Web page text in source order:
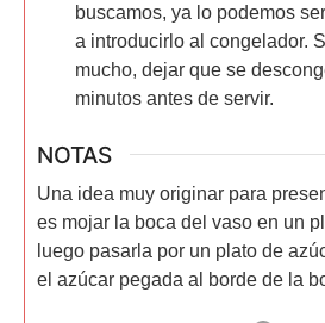
buscamos, ya lo podemos
a introducirlo al congelador.
mucho, dejar que se
minutos antes de servir.
NOTAS
Una idea muy originar para
es mojar la boca del vaso en un
luego pasarla por un plato de
el azúcar pegada al borde de la